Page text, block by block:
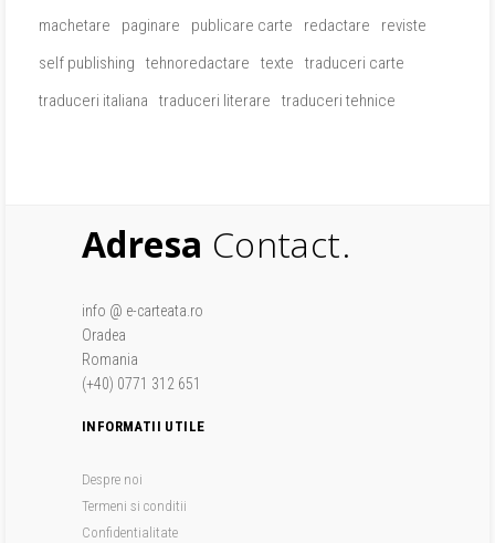
machetare
paginare publicare carte redactare
reviste
self publishing
tehnoredactare texte
traduceri carte
traduceri italiana
traduceri literare traduceri tehnice
Adresa Contact.
info @ e-carteata.ro
Oradea
Romania
(+40) 0771 312 651
INFORMATII UTILE
Despre noi
Termeni si conditii
Confidentialitate